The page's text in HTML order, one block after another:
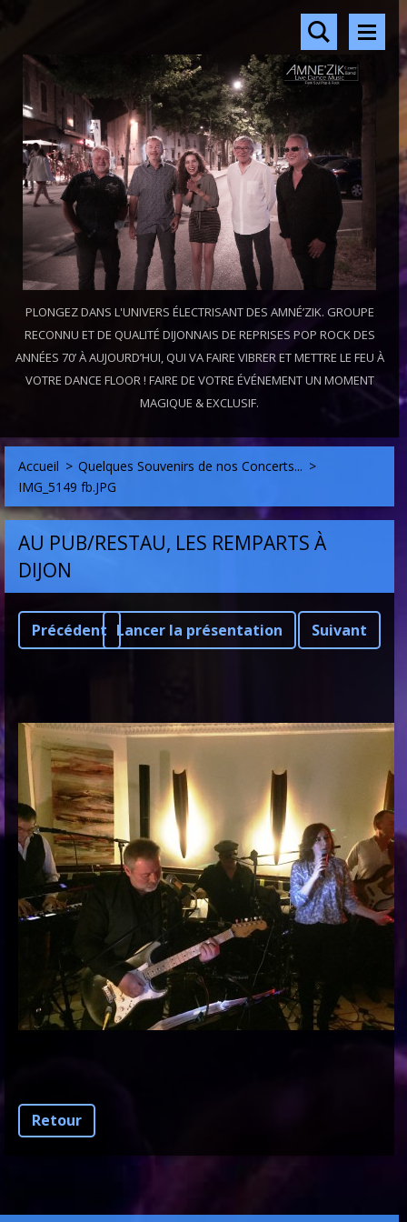
PLONGEZ DANS L'UNIVERS ÉLECTRISANT DES AMNÉ’ZIK. GROUPE
RECONNU ET DE QUALITÉ DIJONNAIS DE REPRISES POP ROCK DES
ANNÉES 70’ À AUJOURD’HUI, QUI VA FAIRE VIBRER ET METTRE LE FEU À
VOTRE DANCE FLOOR ! FAIRE DE VOTRE ÉVÉNEMENT UN MOMENT
MAGIQUE & EXCLUSIF.
Accueil > Quelques Souvenirs de nos Concerts... >
IMG_5149 fb.JPG
AU PUB/RESTAU, LES REMPARTS À
DIJON
Précédent Lancer la présentation Suivant
Retour